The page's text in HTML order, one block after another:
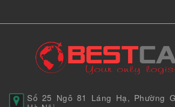
Số 25 Ngõ 81 Láng Hạ, Phường